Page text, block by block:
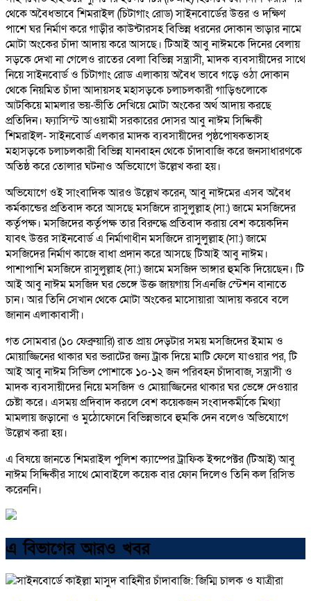
থেকে অবৈধভাবে শিমরাইল (চিটাগাং রোড) সাইনবোর্ডের উত্তর ও দক্ষিণ
পাশে ঘর নির্মাণ করে গাড়ীর কাউন্টারসহ বিভিন্ন ধরনের দোকান ভাড়ার নামে
মোটা অংকের চাঁদা আদায় করে আসছে। টিআই আবু নাঈমকে দিনের বেলায়
সড়কে দেখা না গেলেও রাতের বেলা বিভিন্ন সন্ত্রাসী, মাদক ব্যবসায়ীদের সাথে
নিয়ে সাইনবোর্ড ও চিটাগাং রোড এলাকায় অবৈধ ভাবে গড়ে ওঠা দোকান
থেকে নিয়মিত চাঁদা আদায়সহ মহাসড়কে চলাচলকারী গাড়িগুলোকে
আটকিয়ে মামলার ভয়-ভীতি দেখিয়ে মোটা অংকের অর্থ আদায় করছে
প্রতিদিন। ফ্যাসিস্ট আওয়ামী সরকারের দোসর আবু নাঈম সিদ্দিকী
শিমরাইল- সাইনবোর্ড এলকার মাদক ব্যবসায়ীদের পৃষ্ঠপোষকতাসহ
মহাসড়কে চলাচলকারী বিভিন্ন যানবাহন থেকে চাঁদাবাজি করে জনসাধারণকে
অতিষ্ঠ করে তোলার ঘটনাও অভিযোগে উল্লেখ করা হয়।
অভিযোগে ওই সাংবাদিক আরও উল্লেখ করেন, আবু নাঈমের এসব অবৈধ
কর্মকান্ডের প্রতিবাদ করে আসছে মসজিদে রাসুলুল্লাহ (সা:) জামে মসজিদের
কর্তৃপক্ষ। মসজিদের কর্তৃপক্ষ তার বিরুদ্ধে প্রতিবাদ করায় বেশ কয়েকদিন
যাবৎ উত্তর সাইনবোর্ড এ নির্মাণাধীন মসজিদে রাসুলুল্লাহ (সা:) জামে
মসজিদের নির্মাণ কাজে বাধা প্রদান করে আসছে টিআই আবু নাঈম।
পাশাপাশি মসজিদে রাসুলুল্লাহ (সা:) জামে মসজিদ ভাঙ্গার হুমকি দিয়েছেন। টি
আই আবু নাঈম মসজিদ ঘর ভেঙ্গে উক্ত জায়গায় সিএনজি স্টেশন বানাতে
চান। আর তিনি সেখান থেকে মোটা অংকের মাসোয়ারা আদায় করবে বলে
জানান এলাকাবাসী।
গত সোমবার (১০ ফেব্রুয়ারি) রাত প্রায় দেড়টার সময় মসজিদের ইমাম ও
মোয়াজ্জিনের থাকার ঘর ভরাটের জন্য ট্রাক দিয়ে মাটি ফেলে যাওয়ার পর, টি
আই আবু নাঈম সিভিল পোশাকে ১০-১২ জন পরিবহন চাঁদাবাজ, সন্ত্রাসী ও
মাদক ব্যবসায়ীদের নিয়ে মসজিদ ও মোয়াজ্জিনের থাকার ঘর ভেঙ্গে দেওয়ার
চেষ্টা করে। এসময় প্রদিবাদ করলে বেশ কয়েকজন সংবাদকর্মীকে মিথ্যা
মামলায় জড়ানো ও মুঠোফোনে বিভিন্নভাবে হুমকি দেন বলেও অভিযোগে
উল্লেখ করা হয়।
এ বিষয়ে জানতে শিমরাইল পুলিশ ক্যাম্পের ট্রাফিক ইন্সপেক্টর (টিআই) আবু
নাঈম সিদ্দিকীর সাথে মোবাইলে কয়েক বার ফোন দিলেও তিনি কল রিসিভ
করেননি।
এ বিভাগের আরও খবর